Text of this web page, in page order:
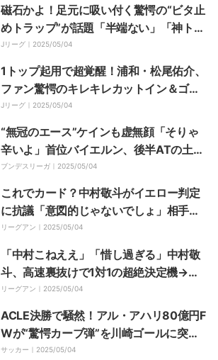
ぎる」【ACLE決勝】
磁石かよ！足元に吸い付く驚愕の“ビタ止
めトラップ”が話題「半端ない」「神トラ
ップ」背後からのロングボールを走りな
がら完璧クッションでおさめた瞬間
Jリーグ｜ 2025/05/04
1トップ起用で超覚醒！浦和・松尾佑介、
ファン驚愕のキレキレカットイン＆ゴラ
ッソ！「絶好調」「完璧すぎ」鮮やか過
ぎるコントロールショットに「ひとりで
やってのけたな」
Jリーグ｜ 2025/05/04
“無冠のエース”ケインも虚無顔「そりゃ
辛いよ」首位バイエルン、後半ATの土壇
場失点でリーグ優勝がお預けに「誰より
も優勝を心待ちにしてたもんな」
ブンデスリーガ｜ 2025/05/04
これでカード？中村敬斗がイエロー判定
に抗議「意図的じゃないでしょ」相手の
顔面を直撃する“誤爆エルボー”の瞬間
リーグアン｜ 2025/05/04
「中村こねええ」「惜し過ぎる」中村敬
斗、高速裏抜けで1対1の超絶決定機→逆
足シュートもゴールならず「今のは決め
たかった」
リーグアン｜ 2025/05/04
ACLE決勝で騒然！アル・アハリ80億円F
Wが“驚愕カーブ弾”を川崎ゴールに突き
刺した瞬間「個の暴力すぎる」「ゲーム
サッカー｜ 2025/05/04